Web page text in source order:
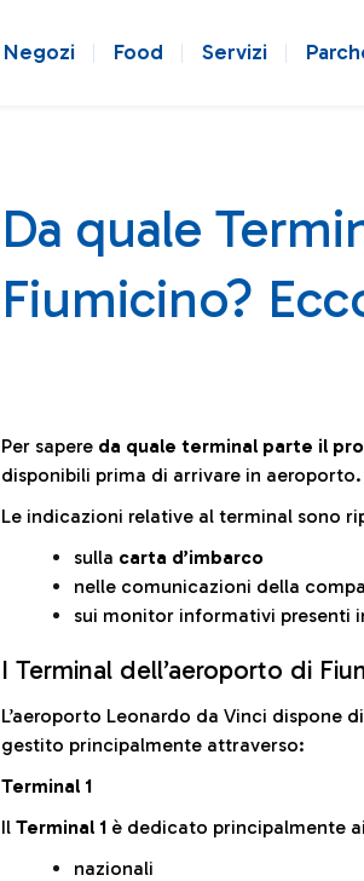
Negozi Food Servizi
Da quale
Fiumicino?
Per sapere da quale terminal parte il
disponibili prima di arrivare in aeroporto.
Le indicazioni relative al terminal sono
sulla carta d’imbarco
nelle comunicazioni della
sui monitor informativi presenti
I Terminal dell’aeroporto di
L’aeroporto Leonardo da Vinci
gestito principalmente attraverso:
Terminal 1
Il Terminal 1 è dedicato principalmente
nazionali